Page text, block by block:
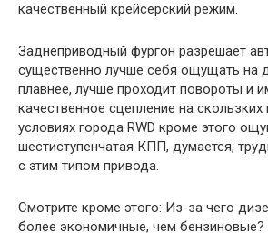
качественный крейсерский режим.
Заднеприводный фургон разрешает
существенно лучше себя ощущать на
плавнее, лучше проходит повороты и
качественное сцепление на скользких
условиях города RWD кроме этого
шестиступенчатая КПП, думается,
с этим типом привода.
Смотрите кроме этого: Из-за чего
более экономичные, чем бензиновые?